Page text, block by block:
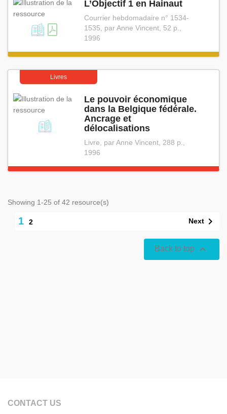
L’Objectif 1 en Hainaut
Courrier hebdomadaire n° 1534-
1535, par Anne Vincent, 52 p.,
1996
Livres
Le pouvoir économique
dans la Belgique fédérale.
Ancrage et
délocalisations
Livre, par Anne Vincent, 288 p.,
1996
Showing 1-25 of 42 resource(s)
1 2 Next 
Back to top 
CONTACT US